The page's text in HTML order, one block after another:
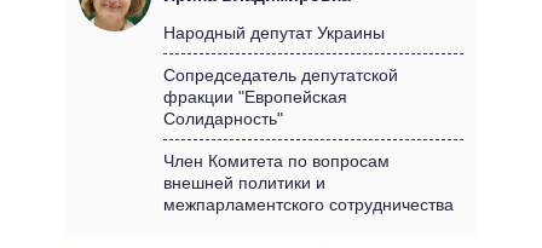
ОБЗОРЫ
ДАЙДЖЕСТЫ
ПРЕЗИДЕНТ И ОФИС
КАБИНЕТ МИНИСТРОВ
ГЛАВЫ ОБЛАДМИНИСТРАЦИЙ
ВСЕ ПЕРСОНЫ
ВИДЕО
ПОДДЕРЖАТЬ
СРАВНЕНИЕ ПОЛИТИКОВ
Народный депутат Украины
Сопредседатель депутатской
фракции "Европейская
Солидарность"
Член Комитета по вопросам
внешней политики и
межпарламентского сотрудничества